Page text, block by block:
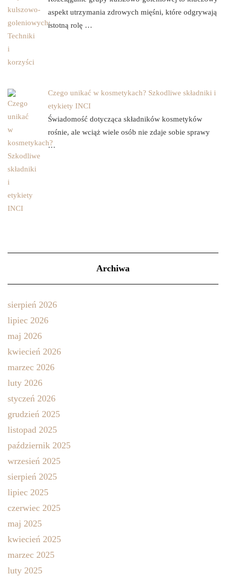
aspekt utrzymania zdrowych mięśni, które odgrywają
istotną rolę …
Czego unikać w kosmetykach? Szkodliwe składniki i
etykiety INCI
Świadomość dotycząca składników kosmetyków
rośnie, ale wciąż wiele osób nie zdaje sobie sprawy
…
Archiwa
sierpień 2026
lipiec 2026
maj 2026
kwiecień 2026
marzec 2026
luty 2026
styczeń 2026
grudzień 2025
listopad 2025
październik 2025
wrzesień 2025
sierpień 2025
lipiec 2025
czerwiec 2025
maj 2025
kwiecień 2025
marzec 2025
luty 2025